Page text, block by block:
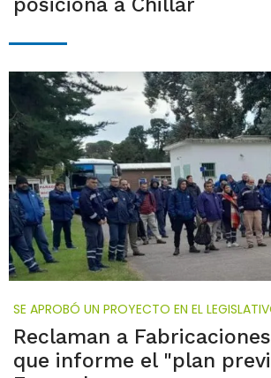
posiciona a Chillar
SE APROBÓ UN PROYECTO EN EL
Reclaman a
que informe el "plan